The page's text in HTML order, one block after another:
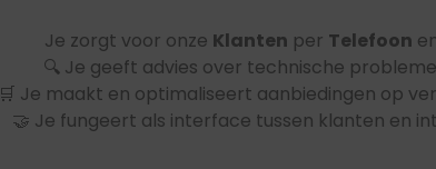
Je zorgt voor onze Klanten per Telefoon
🔍 Je geeft advies over technische
🛒 Je maakt en optimaliseert aanbiedingen op
🤝 Je fungeert als interface tussen klanten en